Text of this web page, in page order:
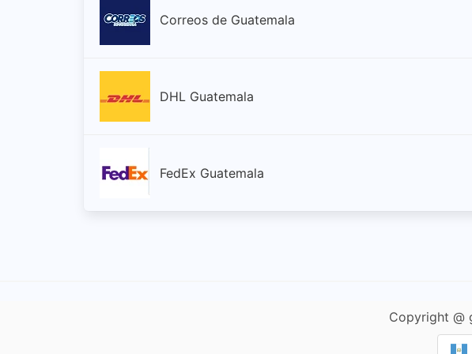
Correos de Guatemala
DHL Guatemala
FedEx Guatemala
Copyright @